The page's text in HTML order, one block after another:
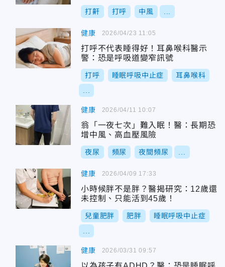
打鼾 打呼 中風
健康
打呼不代表睡得好！耳鼻喉科醫示
警：恐是呼吸道變窄訊號
打呼 睡眠呼吸中止症 耳鼻喉科
2026/04/23 11:05
健康
翁「一夜七次」難入眠！醫：長期恐
增中風、高血壓風險
夜尿 頻尿 夜間頻尿
2026/04/11 10:07
健康
小時候胖不是胖？醫揭研究：12歲還
未控制、只能活到45歲！
兒童肥胖 肥胖 睡眠呼吸中止症
2026/04/09 17:33
健康 2026/03/31 09:57